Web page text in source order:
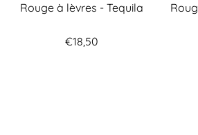
Rouge à lèvres - Tequila
€18,50